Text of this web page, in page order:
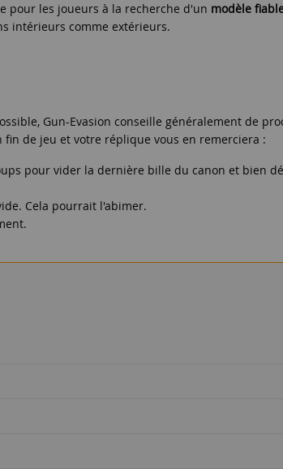
pour les joueurs à la recherche d'un modèle
intérieurs comme extérieurs.
Gun-Evasion conseille généralement de
de jeu et votre réplique vous en remerciera :
pour vider la dernière bille du canon et bien
Cela pourrait l'abimer.